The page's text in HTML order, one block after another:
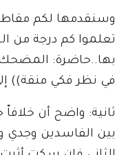
وسنقدمها لكم
تعلموا كم درجة من
بها..حاضرة: المضحك
في نظر فكي منقة))
ثانية: واضح أن
بين الفاسدين وجدي